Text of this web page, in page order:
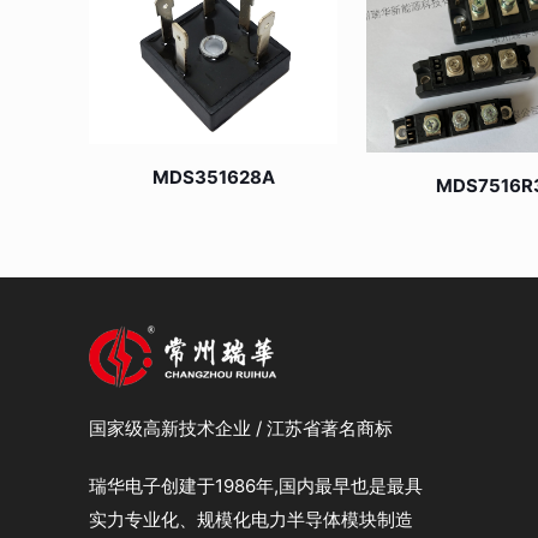
MDS351628A
国家级高新技术企业 / 江苏省著名商标
瑞华电子创建于1986年,国内最早也是最具
实力专业化、规模化电力半导体模块制造